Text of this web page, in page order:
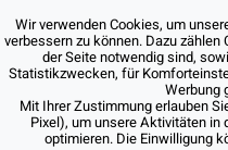
Wir verwenden Cookies, um
verbessern zu können. Dazu
der Seite notwendig sind,
Statistikzwecken, für
Werbung
Mit Ihrer Zustimmung erlauben
Pixel), um unsere Aktivitäten in
optimieren. Die Einwilligung